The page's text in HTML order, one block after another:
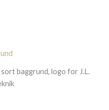
baggrund, logo for J.L.